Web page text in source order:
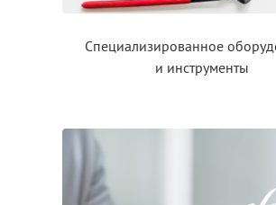
Специализированное
и инструменты